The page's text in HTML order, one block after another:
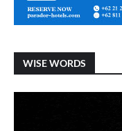
WISE WORDS